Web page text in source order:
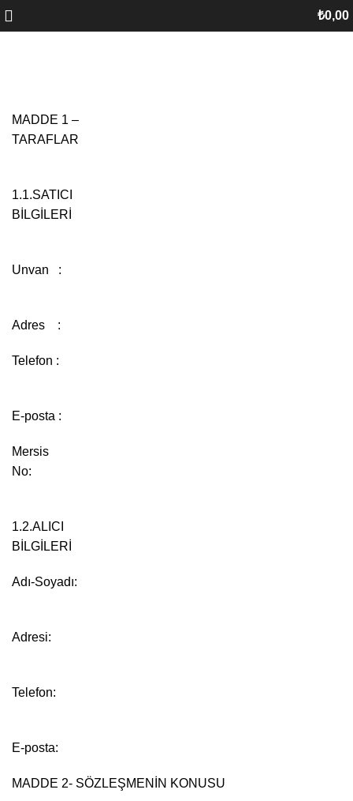
₺0,00
MADDE 1 –
1.1.SATICI
Unvan :
Adres :
Telefon :
E-posta :
Mersis
1.2.ALICI
Adı-Soyadı:
Adresi:
Telefon:
E-posta:
MADDE 2- SÖZLEŞMENİN KONUSU